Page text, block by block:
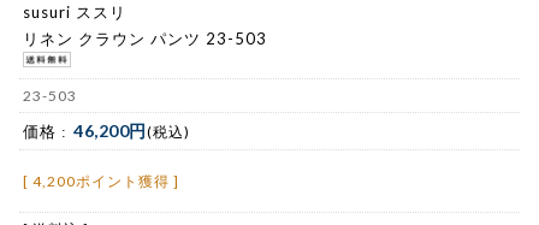
susuri ススリ
リネン クラウン パンツ 23-503
23-503
価格 : 46,200円(税込)
[ 4,200ポイント獲得 ]